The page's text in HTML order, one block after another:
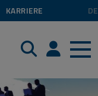
KARRIERE DE
Suche Login /